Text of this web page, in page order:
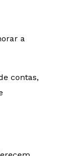
a
contas,